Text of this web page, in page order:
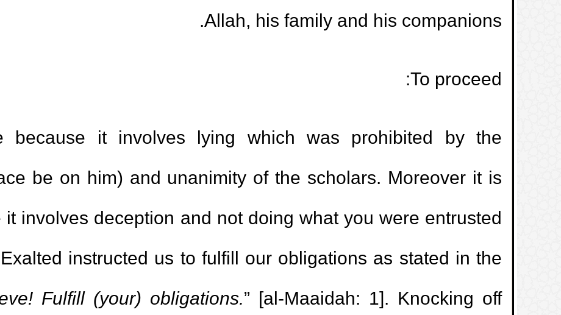
Allah, his family and his companions.
To proceed:
because it involves lying which was prohibited by the
be on him) and unanimity of the scholars. Moreover it is
involves deception and not doing what you were entrusted
instructed us to fulfill our obligations as stated in the
Fulfill (your) obligations.” [al-Maaidah: 1]. Knocking off